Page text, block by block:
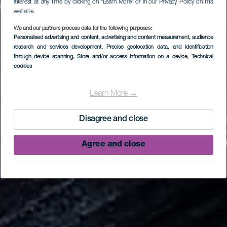
interest at any time by clicking on “Learn More” or in our Privacy Policy on this
website.
We and our partners process data for the following purposes:
Personalised advertising and content, advertising and content measurement, audience
research and services development, Precise geolocation data, and identification
through device scanning, Store and/or access information on a device, Technical
cookies
Learn More →
Disagree and close
Agree and close